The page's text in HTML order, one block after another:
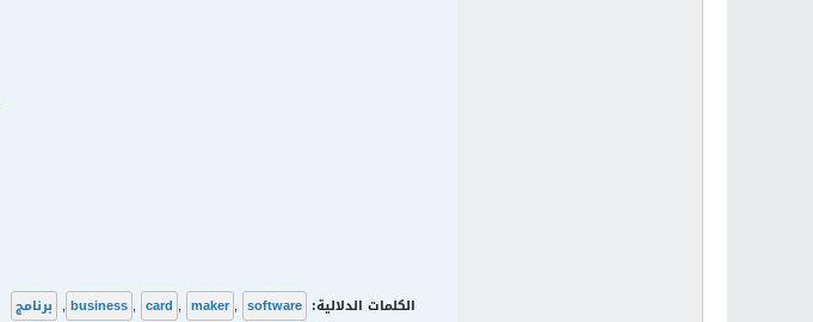
الكلمات الدلالية: business , card , maker , software
, برنامج